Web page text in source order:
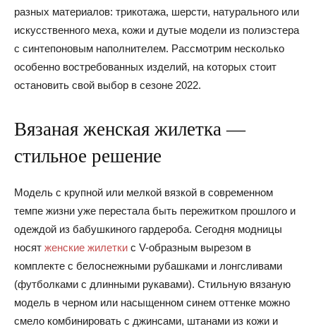
разных материалов: трикотажа, шерсти, натурального или
искусственного меха, кожи и дутые модели из полиэстера
с синтепоновым наполнителем. Рассмотрим несколько
особенно востребованных изделий, на которых стоит
остановить свой выбор в сезоне 2022.
Вязаная женская жилетка —
стильное решение
Модель с крупной или мелкой вязкой в современном
темпе жизни уже перестала быть пережитком прошлого и
одеждой из бабушкиного гардероба. Сегодня модницы
носят женские жилетки с V-образным вырезом в
комплекте с белоснежными рубашками и лонгсливами
(футболками с длинными рукавами). Стильную вязаную
модель в черном или насыщенном синем оттенке можно
смело комбинировать с джинсами, штанами из кожи и